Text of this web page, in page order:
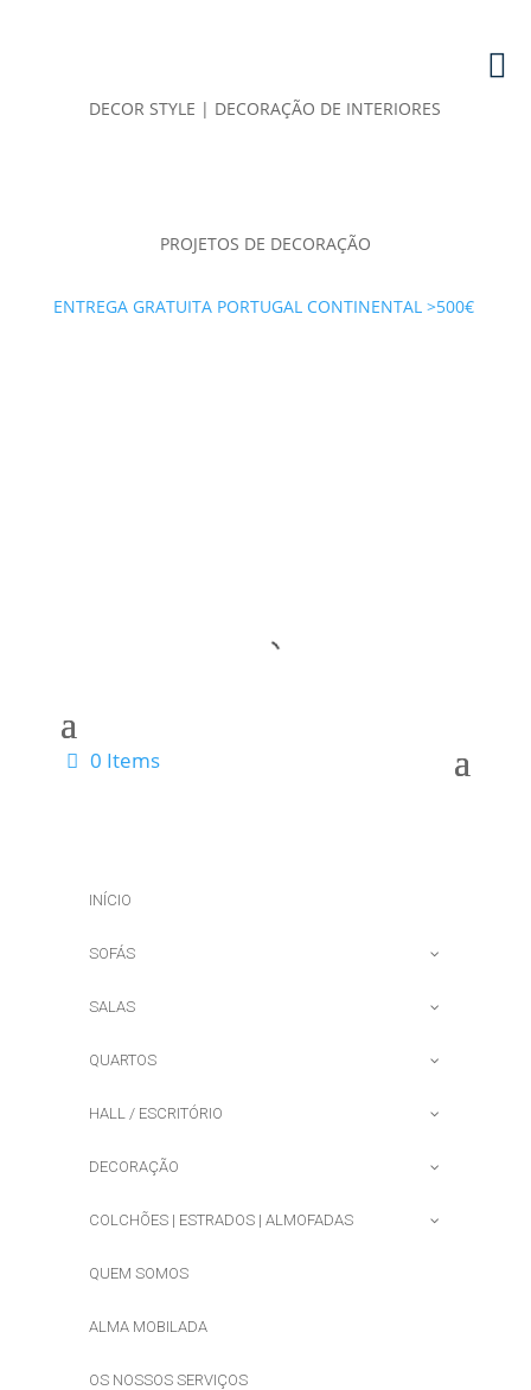
DECOR STYLE | DECORAÇÃO DE INTERIORES
PROJETOS DE DECORAÇÃO
ENTREGA GRATUITA PORTUGAL CONTINENTAL >500€
0 Items
INÍCIO
SOFÁS
SALAS
QUARTOS
HALL / ESCRITÓRIO
DECORAÇÃO
COLCHÕES | ESTRADOS | ALMOFADAS
QUEM SOMOS
ALMA MOBILADA
OS NOSSOS SERVIÇOS